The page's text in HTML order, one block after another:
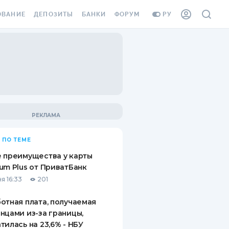
РУ
ВИНЬЕТКА
СОТРУДНИКОВ
ОТ
СЛУЧАЕВ
ДЕПОЗИТЫ
ВОПРОСЫ И ОТВЕТЫ
ПУТЕВОДИТЕЛИ ПО
БАНКИ ФОРУМ
ПО ТЕМЕ
преимущества у карты
Plus от ПриватБанк
16:33 201
плата, получаемая
из-за границы,
на 23,6% - НБУ